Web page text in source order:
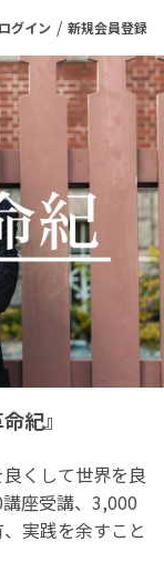
ログイン / 新規会員登録
紀』
くして世界を良
座受講、3,000
実践を余すこと